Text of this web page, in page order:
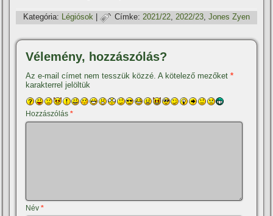
Kategória: Légiósok | Címke: 2021/22,2022/23,Jones Zyen
Vélemény, hozzászólás?
Az e-mail címet nem tesszük közzé. A kötelező mezőket*
karakterrel jelöltük
Hozzászólás*
Név*